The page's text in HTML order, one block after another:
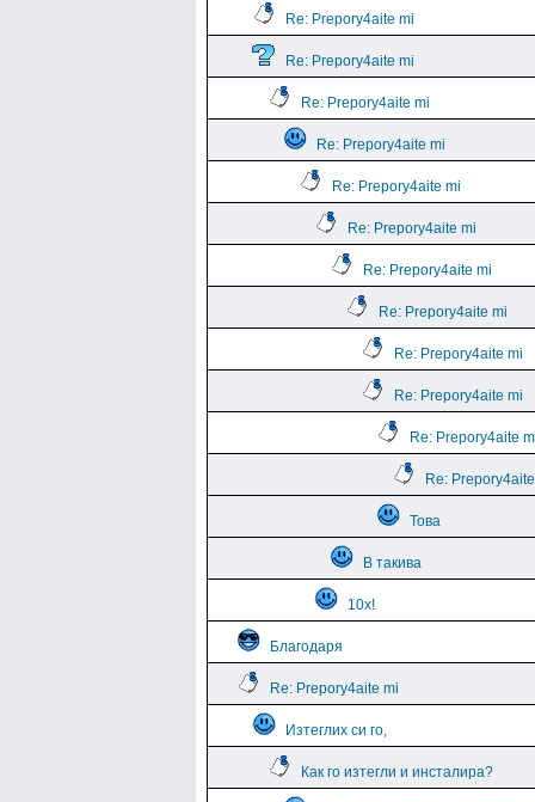
Re: Prepory4aite mi
Re: Prepory4aite mi
Re: Prepory4aite mi
Re: Prepory4aite mi
Re: Prepory4aite mi
Re: Prepory4aite mi
Re: Prepory4aite mi
Re: Prepory4aite mi
Re: Prepory4aite mi
Re: Prepory4aite mi
Re: Prepory4aite
Re:
Това
В такива
10х!
Благодаря
Re: Prepory4aite mi
Изтеглих си го,
Как го изтегли и инсталира?